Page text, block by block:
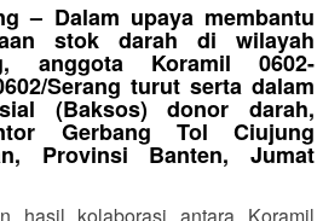
– Dalam upaya membantu
stok darah di wilayah
anggota Koramil 0602-
Serang turut serta dalam
(Baksos) donor darah,
Gerbang Tol Ciujung
Provinsi Banten, Jumat